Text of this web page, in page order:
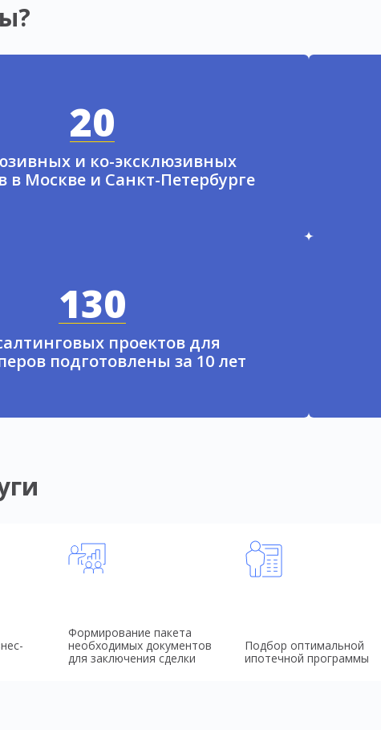
20
и ко-эксклюзивных
в Москве и Санкт-Петербурге
130
проектов для
подготовлены за 10 лет
Формирование пакета
необходимых документов
для заключения сделки
Подбор оптимальной
ипотечной программы